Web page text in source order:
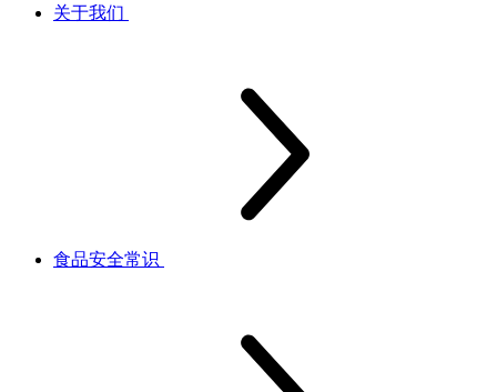
关于我们
食品安全常识